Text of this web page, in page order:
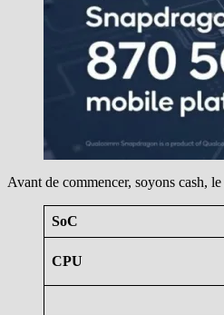
Avant de commencer, soyons cash, le
SoC
CPU